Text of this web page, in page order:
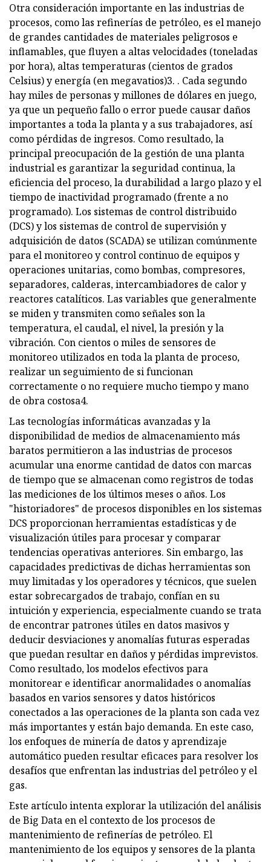
Otra consideración importante en las industrias de
procesos, como las refinerías de petróleo, es el manejo
de grandes cantidades de materiales peligrosos e
inflamables, que fluyen a altas velocidades (toneladas
por hora), altas temperaturas (cientos de grados
Celsius) y energía (en megavatios)3. . Cada segundo
hay miles de personas y millones de dólares en juego,
ya que un pequeño fallo o error puede causar daños
importantes a toda la planta y a sus trabajadores, así
como pérdidas de ingresos. Como resultado, la
principal preocupación de la gestión de una planta
industrial es garantizar la seguridad continua, la
eficiencia del proceso, la durabilidad a largo plazo y el
tiempo de inactividad programado (frente a no
programado). Los sistemas de control distribuido
(DCS) y los sistemas de control de supervisión y
adquisición de datos (SCADA) se utilizan comúnmente
para el monitoreo y control continuo de equipos y
operaciones unitarias, como bombas, compresores,
separadores, calderas, intercambiadores de calor y
reactores catalíticos. Las variables que generalmente
se miden y transmiten como señales son la
temperatura, el caudal, el nivel, la presión y la
vibración. Con cientos o miles de sensores de
monitoreo utilizados en toda la planta de proceso,
realizar un seguimiento de si funcionan
correctamente o no requiere mucho tiempo y mano
de obra costosa4.
Las tecnologías informáticas avanzadas y la
disponibilidad de medios de almacenamiento más
baratos permitieron a las industrias de procesos
acumular una enorme cantidad de datos con marcas
de tiempo que se almacenan como registros de todas
las mediciones de los últimos meses o años. Los
"historiadores" de procesos disponibles en los sistemas
DCS proporcionan herramientas estadísticas y de
visualización útiles para procesar y comparar
tendencias operativas anteriores. Sin embargo, las
capacidades predictivas de dichas herramientas son
muy limitadas y los operadores y técnicos, que suelen
estar sobrecargados de trabajo, confían en su
intuición y experiencia, especialmente cuando se trata
de encontrar patrones útiles en datos masivos y
deducir desviaciones y anomalías futuras esperadas
que puedan resultar en daños y pérdidas imprevistos.
Como resultado, los modelos efectivos para
monitorear e identificar anormalidades o anomalías
basados ​​en varios sensores y datos históricos
conectados a las operaciones de la planta son cada vez
más importantes y están bajo demanda. En este caso,
los enfoques de minería de datos y aprendizaje
automático pueden resultar eficaces para resolver los
desafíos que enfrentan las industrias del petróleo y el
gas.
Este artículo intenta explorar la utilización del análisis
de Big Data en el contexto de los procesos de
mantenimiento de refinerías de petróleo. El
mantenimiento de los equipos y sensores de la planta